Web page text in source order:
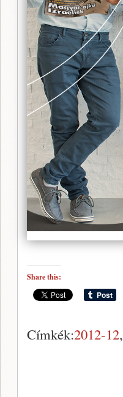
Share this:
Címkék:2012-12,